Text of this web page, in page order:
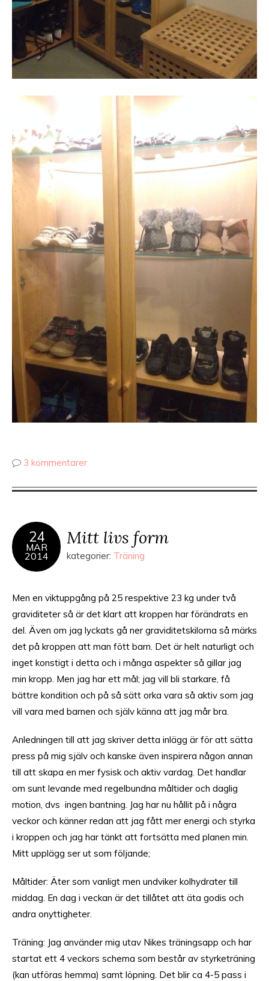
3 kommentarer
24
MAR
2014
Mitt livs form
kategorier: Träning
Men en viktuppgång på 25 respektive 23 kg under två
graviditeter så är det klart att kroppen har förändrats en
del. Även om jag lyckats gå ner graviditetskilorna så märks
det på kroppen att man fött barn. Det är helt naturligt och
inget konstigt i detta och i många aspekter så gillar jag
min kropp. Men jag har ett mål; jag vill bli starkare, få
bättre kondition och på så sätt orka vara så aktiv som jag
vill vara med barnen och själv känna att jag mår bra.
Anledningen till att jag skriver detta inlägg är för att sätta
press på mig själv och kanske även inspirera någon annan
till att skapa en mer fysisk och aktiv vardag. Det handlar
om sunt levande med regelbundna måltider och daglig
motion, dvs ingen bantning. Jag har nu hållit på i några
veckor och känner redan att jag fått mer energi och styrka
i kroppen och jag har tänkt att fortsätta med planen min.
Mitt upplägg ser ut som följande;
Måltider: Äter som vanligt men undviker kolhydrater till
middag. En dag i veckan är det tillåtet att äta godis och
andra onyttigheter.
Träning: Jag använder mig utav Nikes träningsapp och har
startat ett 4 veckors schema som består av styrketräning
(kan utföras hemma) samt löpning. Det blir ca 4-5 pass i